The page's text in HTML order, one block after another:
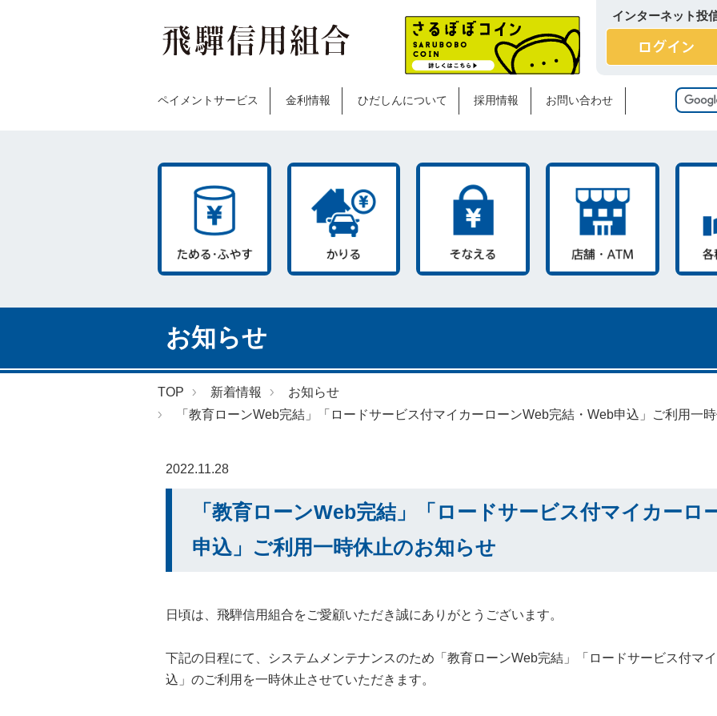
インターネット投
ペイメントサービス 金利情報 ひだしんについて 採用情報 お問い合わせ
お知らせ
TOP 新着情報
お知らせ
「教育ローンWeb完結」「ロードサービス付マイカーローンWeb完結・Web申込」ご利用一
2022.11.28
「教育ローンWeb完結」「ロードサービス付マイカーロ
申込」ご利用一時休止のお知らせ
日頃は、飛騨信用組合をご愛顧いただき誠にありがとうございます。
下記の日程にて、システムメンテナンスのため「教育ローンWeb完結」「ロードサービス付マ
込」のご利用を一時休止させていただきます。